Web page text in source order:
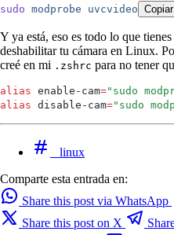
sudo modprobe uvcvideo Copiar
Y ya está, eso es todo lo que
deshabilitar tu cámara en Linux.
creé en mi .zshrc para no tener
alias enable-cam=" sudo
alias disable-cam=" sudo
linux
Comparte esta entrada en:
Share this post via WhatsApp
Share this post on X